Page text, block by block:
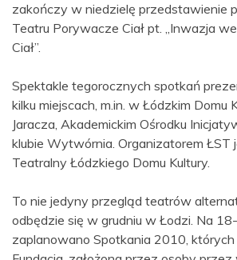
zakończy w niedzielę przedstawienie
Teatru Porywacze Ciał pt. „Inwazja
Ciał”.
Spektakle tegorocznych spotkań
kilku miejscach, m.in. w Łódzkim Domu
Jaracza, Akademickim Ośrodku
klubie Wytwórnia. Organizatorem ŁST
Teatralny Łódzkiego Domu Kultury.
To nie jedyny przegląd teatrów
odbędzie się w grudniu w Łodzi. Na
zaplanowano Spotkania 2010,